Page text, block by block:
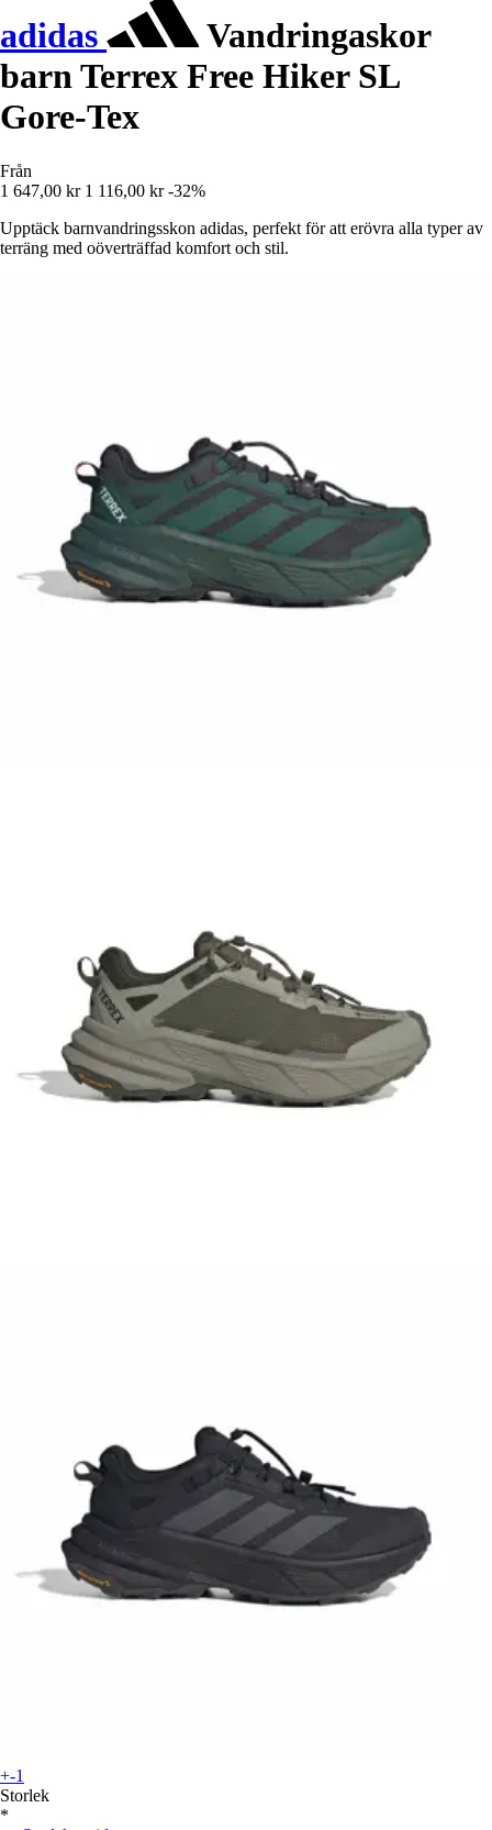
adidas
Vandringaskor
barn Terrex Free Hiker SL
Gore-Tex
Från
1 647,00 kr 1 116,00 kr -32%
Upptäck barnvandringsskon adidas, perfekt för att erövra alla typer av
terräng med oöverträffad komfort och stil.
+-1
Storlek
*